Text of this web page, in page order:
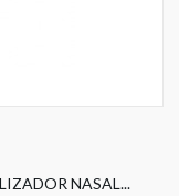
NASAL...